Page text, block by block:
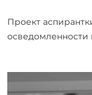
Проект
осведомленности